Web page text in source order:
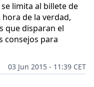
limita al billete de
hora de la verdad,
que disparan el
consejos para
03 Jun 2015 - 11:39 CET